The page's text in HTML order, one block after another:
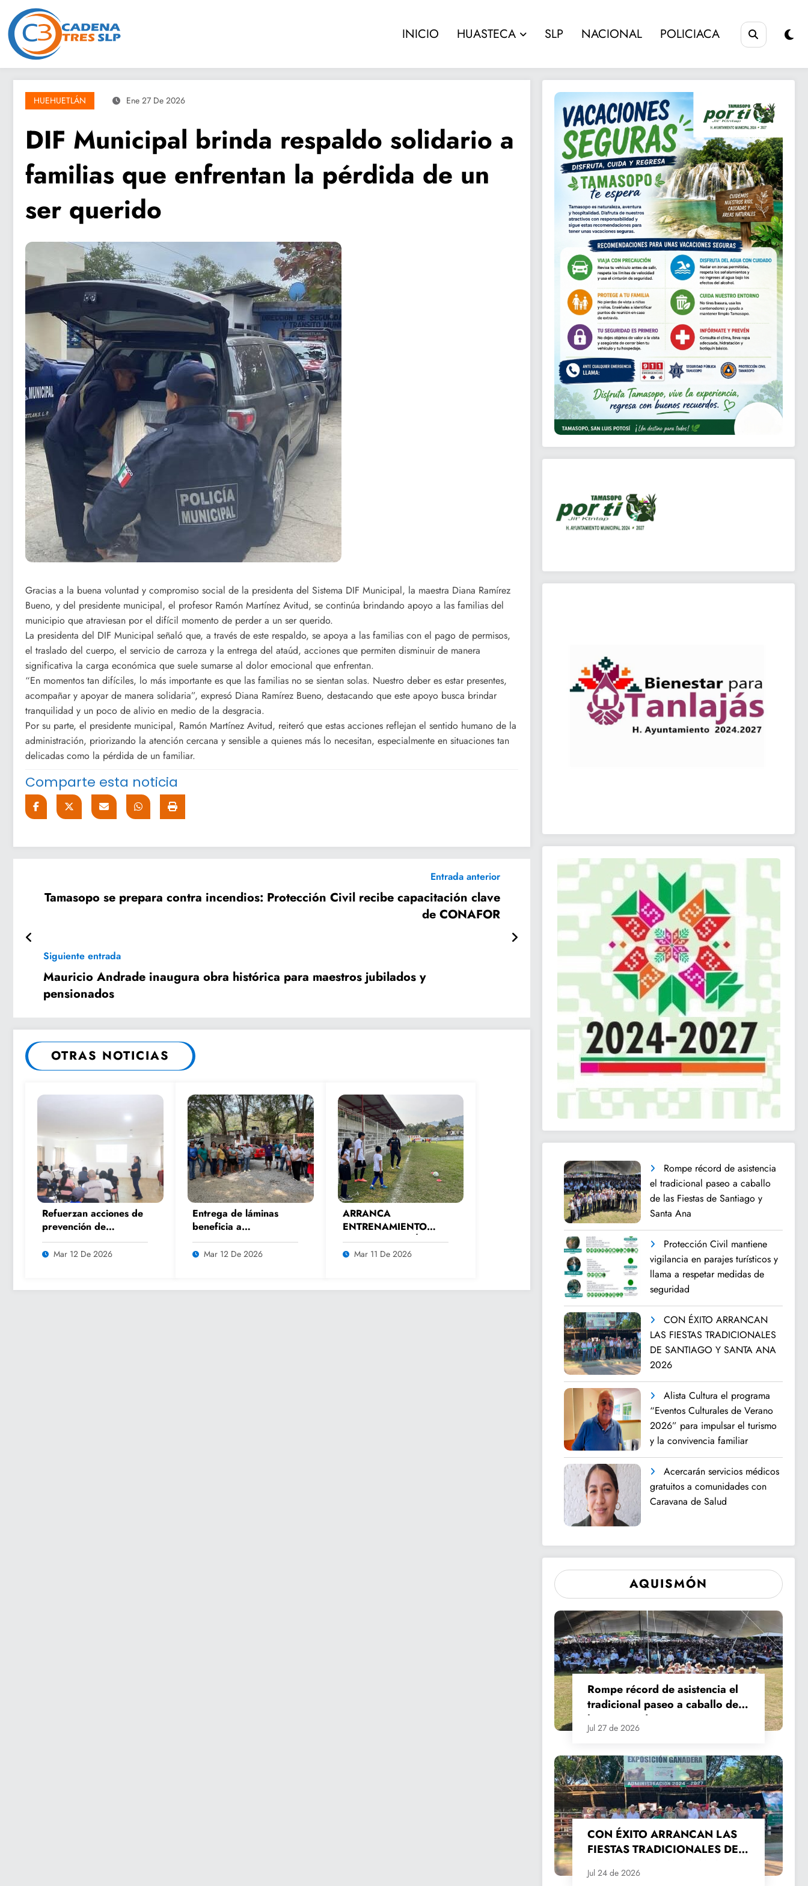
contenido
INICIO HUASTECA SLP NACIONAL POLICIACA
HUEHUETLÁN Ene 27 De 2026
DIF Municipal brinda respaldo solidario a
familias que enfrentan la pérdida de un
ser querido
Gracias a la buena voluntad y compromiso social de la presidenta del Sistema DIF Municipal, la maestra Diana Ramírez
Bueno, y del presidente municipal, el profesor Ramón Martínez Avitud, se continúa brindando apoyo a las familias del
municipio que atraviesan por el difícil momento de perder a un ser querido.
La presidenta del DIF Municipal señaló que, a través de este respaldo, se apoya a las familias con el pago de permisos,
el traslado del cuerpo, el servicio de carroza y la entrega del ataúd, acciones que permiten disminuir de manera
significativa la carga económica que suele sumarse al dolor emocional que enfrentan.
“En momentos tan difíciles, lo más importante es que las familias no se sientan solas. Nuestro deber es estar presentes,
acompañar y apoyar de manera solidaria”, expresó Diana Ramírez Bueno, destacando que este apoyo busca brindar
tranquilidad y un poco de alivio en medio de la desgracia.
Por su parte, el presidente municipal, Ramón Martínez Avitud, reiteró que estas acciones reflejan el sentido humano de la
administración, priorizando la atención cercana y sensible a quienes más lo necesitan, especialmente en situaciones tan
delicadas como la pérdida de un familiar.
Comparte esta noticia
Entrada anterior
Tamasopo se prepara contra incendios: Protección Civil recibe capacitación clave
de CONAFOR
Siguiente entrada
Mauricio Andrade inaugura obra histórica para maestros jubilados y
pensionados
OTRAS NOTICIAS
Refuerzan acciones de
prevención de
accidentes en el
municipio
Mar 12 De 2026
Entrega de láminas
beneficia a
comerciantes del Vado
previo a fiestas
Mar 12 De 2026
ARRANCA
ENTRENAMIENTO
GENERAL DE FÚTBOL
Mar 11 De 2026
Rompe récord de asistencia
el tradicional paseo a caballo
de las Fiestas de Santiago y
Santa Ana
Protección Civil mantiene
vigilancia en parajes turísticos y
llama a respetar medidas de
seguridad
CON ÉXITO ARRANCAN
LAS FIESTAS TRADICIONALES
DE SANTIAGO Y SANTA ANA
2026
Alista Cultura el programa
“Eventos Culturales de Verano
2026” para impulsar el turismo
y la convivencia familiar
Acercarán servicios médicos
gratuitos a comunidades con
Caravana de Salud
AQUISMÓN
Rompe récord de asistencia el
tradicional paseo a caballo de
las Fiestas de Santiago y Santa
Ana
Jul 27 de 2026
CON ÉXITO ARRANCAN LAS
FIESTAS TRADICIONALES DE
2026
Jul 24 de 2026